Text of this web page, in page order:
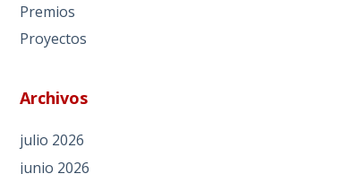
Premios
Proyectos
Archivos
julio 2026
junio 2026